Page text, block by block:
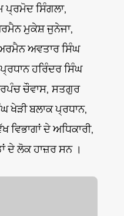
ਸਿੰਗਲਾ,
ਮੁਕੇਸ਼ ਜੁਨੇਜਾ,
ਅਵਤਾਰ ਸਿੰਘ
ਹਰਿੰਦਰ ਸਿੰਘ
ਚੌਵਾਸ, ਸਤਗੁਰ
ਖੇੜੀ ਬਲਾਕ ਪ੍ਰਧਾਨ,
ਦੇ ਅਧਿਕਾਰੀ,
ਦੇ ਲੋਕ ਹਾਜ਼ਰ ਸਨ ।